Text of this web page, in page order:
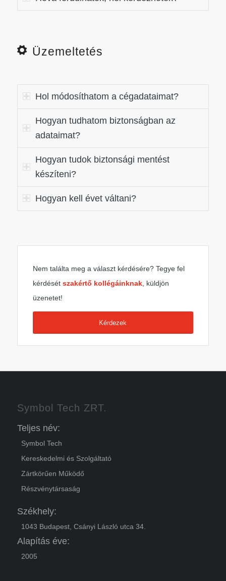
Üzemeltetés
Hol módosíthatom a cégadataimat?
Hogyan tudhatom biztonságban az
adataimat?
Hogyan tudok biztonsági mentést
készíteni?
Hogyan kell évet váltani?
Nem találta meg a választ kérdésére? Tegye fel
kérdését szakértő kollégáinknak, küldjön
üzenetet!
Kérdezek
Symbol Tech ZRT.
Teljes név:
Symbol Tech
Kereskedelmi és Szolgáltató
Zártkörűen Működő
Részvénytársaság
Székhely:
1043 Budapest, Csányi László utca 34.
Alapítás éve:
2005